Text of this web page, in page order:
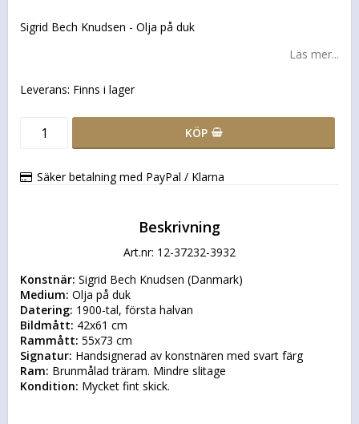
Sigrid Bech Knudsen - Olja på duk
Läs mer...
Leverans: Finns i lager
KÖP
Säker betalning med PayPal / Klarna
Beskrivning
Art.nr: 12-37232-3932
Konstnär:
Medium:
Datering:
Bildmått:
Rammått:
Signatur:
Ram:
Kondition: Mycket fint skick.